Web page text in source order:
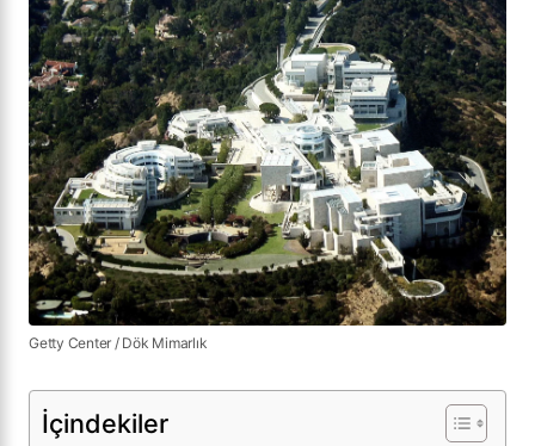
Getty Center / Dök Mimarlık
İçindekiler